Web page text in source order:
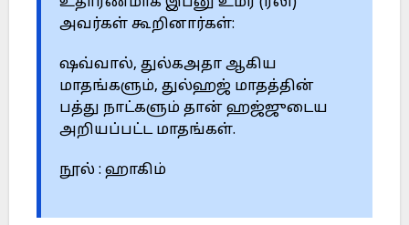
அவர்கள் கூறினார்கள்:
ஷவ்வால், துல்கஅதா ஆகிய
மாதங்களும், துல்ஹஜ் மாதத்தின்
பத்து நாட்களும் தான் ஹஜ்ஜுடைய
அறியப்பட்ட மாதங்கள்.
நூல் : ஹாகிம்